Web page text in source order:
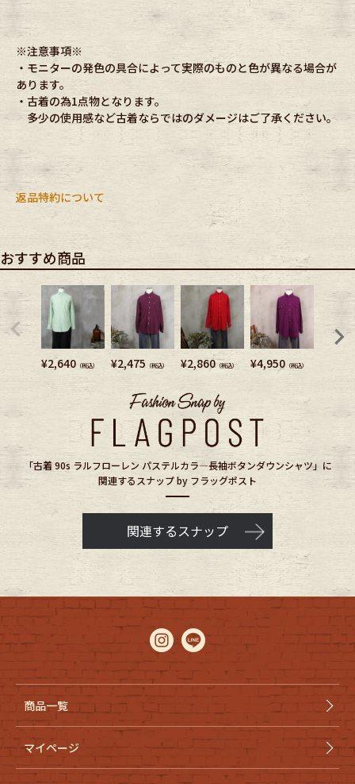
※注意事項※
・モニターの発色の具合によって実際のものと色が異なる場合が
あります。
・古着の為1点物となります。
多少の使用感など古着ならではのダメージはご了承ください。
返品特約について
おすすめ商品
¥2,640 （税込） ¥2,475 （税込） ¥2,860（税込） ¥4,950 （税込）
「古着 90s ラルフローレン パステルカラ―長袖ボタンダウンシャツ」に
関連するスナップ by フラッグポスト
関連するスナップ
商品一覧
マイページ